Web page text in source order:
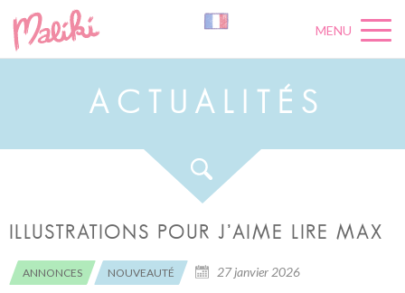
MENU
A C U A L É S
ILLUSTRATIONS POUR J’AIME LIRE MAX
ANNONCES NOUVEAUTÉ 27 janvier 2026